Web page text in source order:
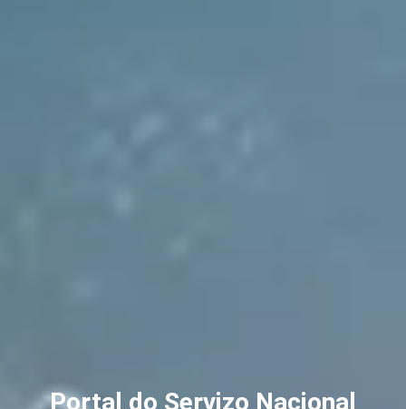
Portal do Servizo Nacional